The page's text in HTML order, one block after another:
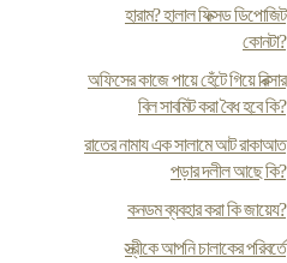
হারাম? হালাল ফিক্সড ডিপোজিট
কোনটা?
অফিসের কাজে পায়ে হেঁটে গিয়ে রিক্সার
বিল সাবমিট করা বৈধ হবে কি?
রাতের নামায এক সালামে আট রাকাআত
পড়ার দলীল আছে কি?
কনডম ব্যবহার করা কি জায়েয?
স্ত্রীকে আপনি চালাকের পরিবর্তে